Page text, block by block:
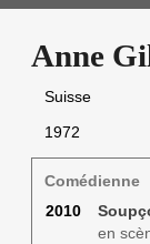
Anne
Suisse
1972
Comédienne
2010
en